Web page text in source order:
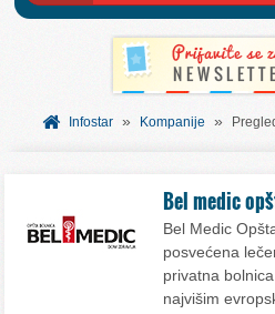
BESPLATNI VAUČERI
SVET INFORMACIJA
Infostar » Kompanije »
Bel medic
Bel Medic
posvećena
privatna
najvišim